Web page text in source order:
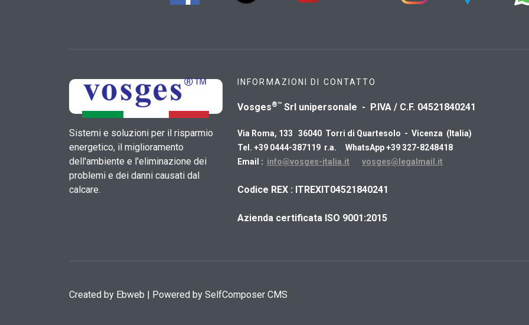
Sistemi e soluzioni per il risparmio
energetico, il miglioramento
dell'ambiente e l'eliminazione dei
problemi e dei danni causati dal
calcare.
INFORMAZIONI DI CONTATTO
Vosges®™ Srl unipersonale - P.IVA / C.F. 04521840241
Via Roma, 133 36040 Torri di Quartesolo - Vicenza (Italia)
Tel. +39 0444-387119 r.a. WhatsApp +39 327-8248418
Email : info@vosges-italia.it vosges@legalmail.it
​Codice REX : ITREXIT04521840241
Azienda certificata ISO 9001:2015
Created by Ebweb | Powered by SelfComposer CMS